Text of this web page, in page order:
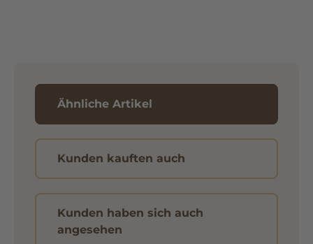
Ähnliche Artikel
Kunden kauften auch
Kunden haben sich auch
angesehen